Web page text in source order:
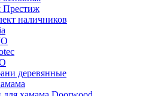
Престиж
наличников
деревянные